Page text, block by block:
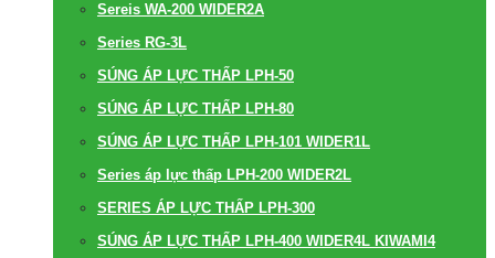
Sereis WA-200 WIDER2A
Series RG-3L
SÚNG ÁP LỰC THẤP LPH-50
SÚNG ÁP LỰC THẤP LPH-80
SÚNG ÁP LỰC THẤP LPH-101 WIDER1L
Series áp lực thấp LPH-200 WIDER2L
SERIES ÁP LỰC THẤP LPH-300
SÚNG ÁP LỰC THẤP LPH-400 WIDER4L KIWAMI4